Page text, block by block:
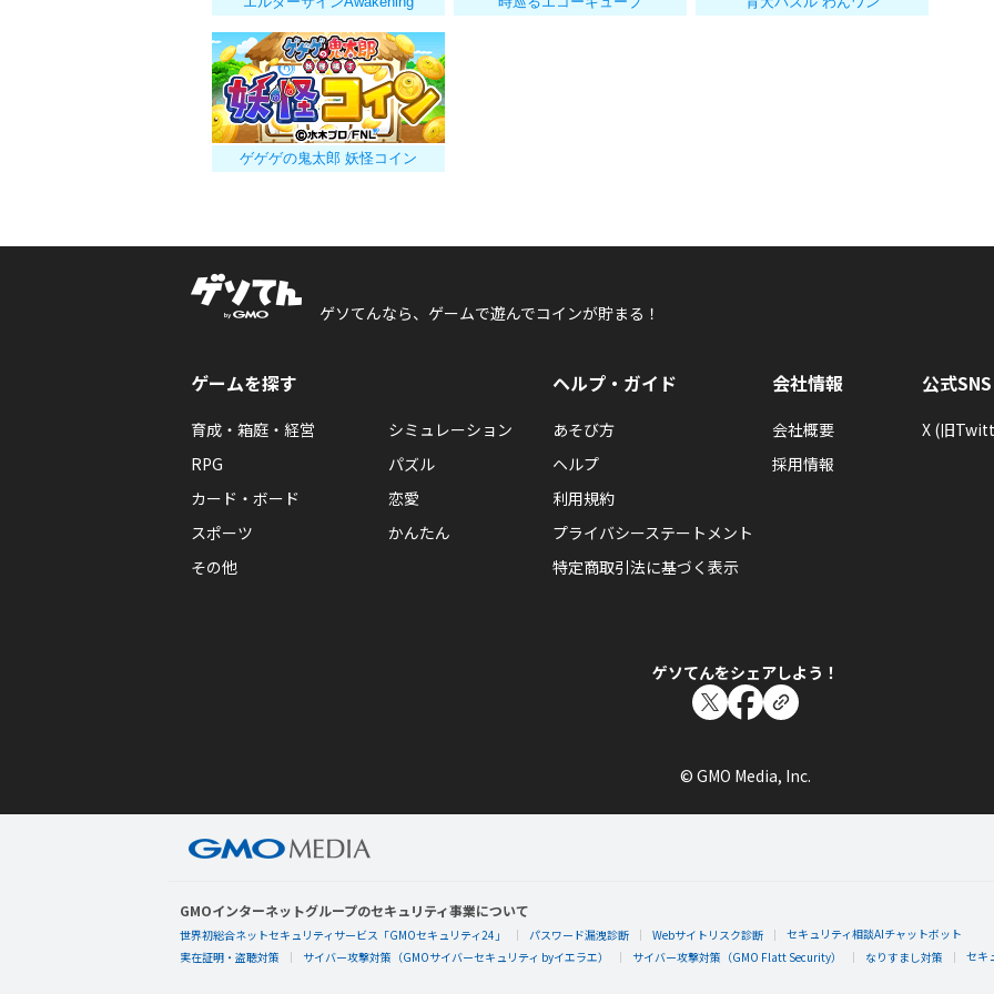
ゲゲゲの鬼太郎 妖怪コイン
ゲソてんなら、ゲームで遊んでコインが貯まる！
ゲームを探す
育成・箱庭・経営
シミュレーション
RPG
パズル
カード・ボード
恋愛
スポーツ
かんたん
その他
ヘルプ・ガイド
あそび方
ヘルプ
利用規約
プライバシーステートメント
特定商取引法に基づく表示
会社情報
会社概要
採用情報
公式SNS
X (旧
ゲソてんをシェアしよう！
© GMO Media, Inc.
GMOインターネットグループのセキュリティ事業について
世界初総合ネットセキュリティサービス「GMOセキュリティ24」 パスワード漏洩診断 Webサイトリスク診断
セキュリティ相談AIチャットボット
実在証明・盗聴対策
サイバー攻撃対策（GMOサイバーセキュリティ byイエラエ） サイバー攻撃対策（GMO Flatt Security） なりすまし対策 セキ